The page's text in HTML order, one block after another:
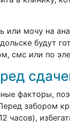
или мочу на
будут
смс или по
факторы,
забором